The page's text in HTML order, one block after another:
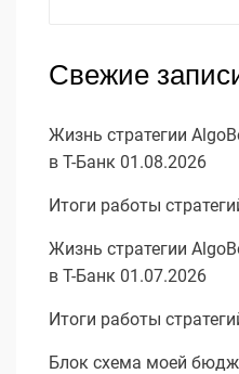
Свежие
Жизнь стратегии
в Т-Банк 01.08.2026
Итоги работы
Жизнь стратегии
в Т-Банк 01.07.2026
Итоги работы
Блок схема моей